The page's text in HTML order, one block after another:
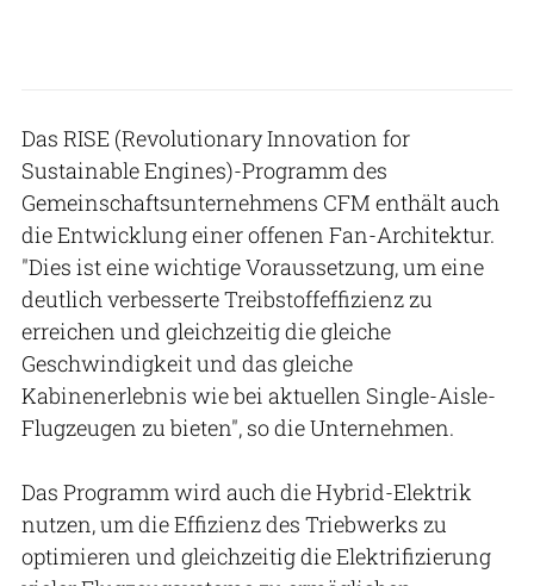
Das RISE (Revolutionary Innovation for
Sustainable Engines)-Programm des
Gemeinschaftsunternehmens CFM enthält auch
die Entwicklung einer offenen Fan-Architektur.
"Dies ist eine wichtige Voraussetzung, um eine
deutlich verbesserte Treibstoffeffizienz zu
erreichen und gleichzeitig die gleiche
Geschwindigkeit und das gleiche
Kabinenerlebnis wie bei aktuellen Single-Aisle-
Flugzeugen zu bieten", so die Unternehmen.
Das Programm wird auch die Hybrid-Elektrik
nutzen, um die Effizienz des Triebwerks zu
optimieren und gleichzeitig die Elektrifizierung